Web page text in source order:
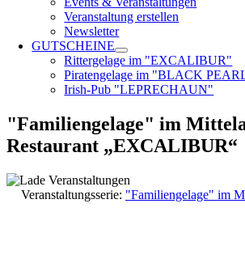
Veranstaltung erstellen
Newsletter
GUTSCHEINE
Rittergelage im "EXCALIBUR"
Piratengelage im "BLACK
Irish-Pub "LEPRECHAUN"
"Familiengelage" im
Restaurant „EXCALIBUR“
Veranstaltungsserie: "Familiengelage" im